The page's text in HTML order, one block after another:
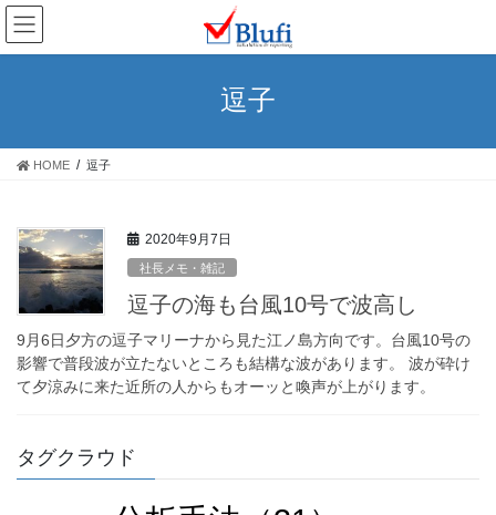
コ
ン
テ
ス
ナ
ビ
ゲ
ン
逗子
HOME 逗子
2020年9月7日
社長メモ・雑記
逗子の海も台風10号で波高し
9月6日夕方の逗子マリーナから見た江ノ島方向です。台風10号の
影響で普段波が立たないところも結構な波があります。 波が砕け
て夕涼みに来た近所の人からもオーッと喚声が上がります。
タグクラウド